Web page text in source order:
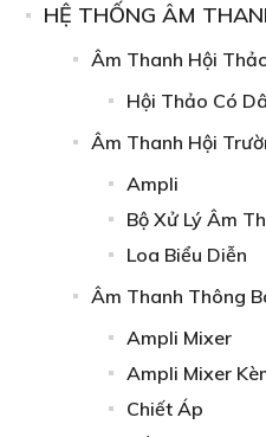
HỆ THỐNG ÂM
Âm Thanh Hội
Hội Thảo Có
Âm Thanh Hội
Ampli
Bộ Xử Lý Âm
Loa Biểu Diễn
Âm Thanh Thông
Ampli Mixer
Ampli Mixer
Chiết Áp